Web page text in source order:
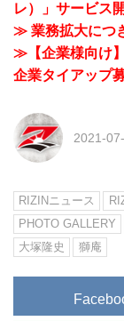
レ）」サービス
≫ 業務拡大につ
≫【企業様向け
企業タイアップ
2021-
RIZINニュース
PHOTO GALLERY
大塚隆史
獅庵